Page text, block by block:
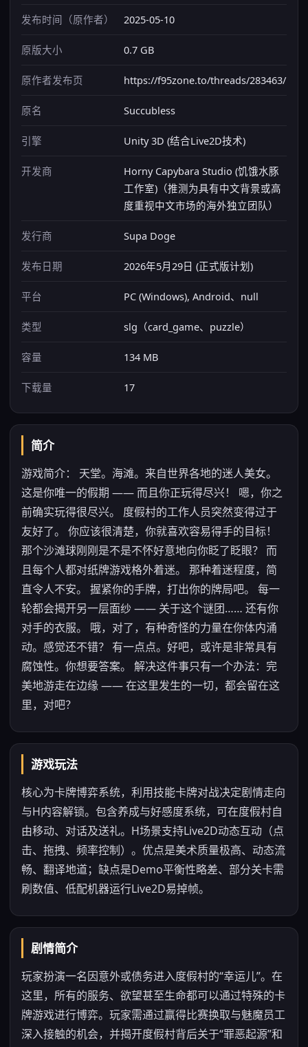
发布时间（原作者） 2025-05-10
原版大小 0.7 GB
原作者发布页 https://f95zone.to/threads/283463/
原名 Succubless
引擎 Unity 3D (结合Live2D技术)
开发商
Horny Capybara Studio (饥饿水豚
工作室)（推测为具有中文背景或高
度重视中文市场的海外独立团队）
发行商 Supa Doge
发布日期 2026年5月29日 (正式版计划)
平台 PC (Windows), Android、null
类型 slg（card_game、puzzle）
容量 134 MB
下载量 17
简介
游戏简介： 天堂。海滩。来自世界各地的迷人美女。
这是你唯一的假期 —— 而且你正玩得尽兴！ 嗯，你之
前确实玩得很尽兴。 度假村的工作人员突然变得过于
友好了。 你应该很清楚，你就喜欢容易得手的目标！
那个沙滩球刚刚是不是不怀好意地向你眨了眨眼？ 而
且每个人都对纸牌游戏格外着迷。 那种着迷程度，简
直令人不安。 握紧你的手牌，打出你的牌局吧。 每一
轮都会揭开另一层面纱 —— 关于这个谜团…… 还有你
对手的衣服。 哦，对了，有种奇怪的力量在你体内涌
动。感觉还不错？ 有一点点。好吧，或许是非常具有
腐蚀性。你想要答案。 解决这件事只有一个办法：完
美地游走在边缘 —— 在这里发生的一切，都会留在这
里，对吧？
游戏玩法
核心为卡牌博弈系统，利用技能卡牌对战决定剧情走向
与H内容解锁。包含养成与好感度系统，可在度假村自
由移动、对话及送礼。H场景支持Live2D动态互动（点
击、拖拽、频率控制）。优点是美术质量极高、动态流
畅、翻译地道；缺点是Demo平衡性略差、部分关卡需
刷数值、低配机器运行Live2D易掉帧。
剧情简介
玩家扮演一名因意外或债务进入度假村的“幸运儿”。在
这里，所有的服务、欲望甚至生命都可以通过特殊的卡
牌游戏进行博弈。玩家需通过赢得比赛换取与魅魔员工
深入接触的机会，并揭开度假村背后关于“罪恶起源”和